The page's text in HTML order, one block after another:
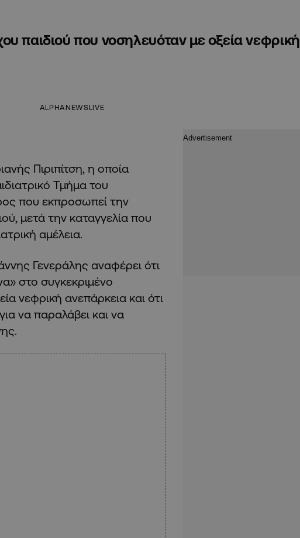
παιδιού που νοσηλευόταν με οξεία νεφρική
ALPHANEWSLIVE
Πιριπίτση, η οποία
Τμήμα του
που εκπροσωπεί την
μετά την καταγγελία που
αμέλεια.
Γενεράλης αναφέρει ότι
στο συγκεκριμένο
νεφρική ανεπάρκεια και ότι
να παραλάβει και να